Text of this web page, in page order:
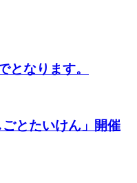
となります。
とたいけん」開催